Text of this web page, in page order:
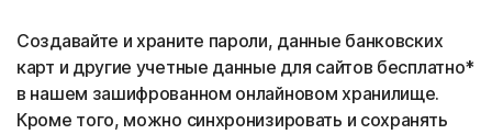
Создавайте и храните пароли, данные банковских
карт и другие учетные данные для сайтов бесплатно*
в нашем зашифрованном онлайновом хранилище.
Кроме того, можно синхронизировать и сохранять